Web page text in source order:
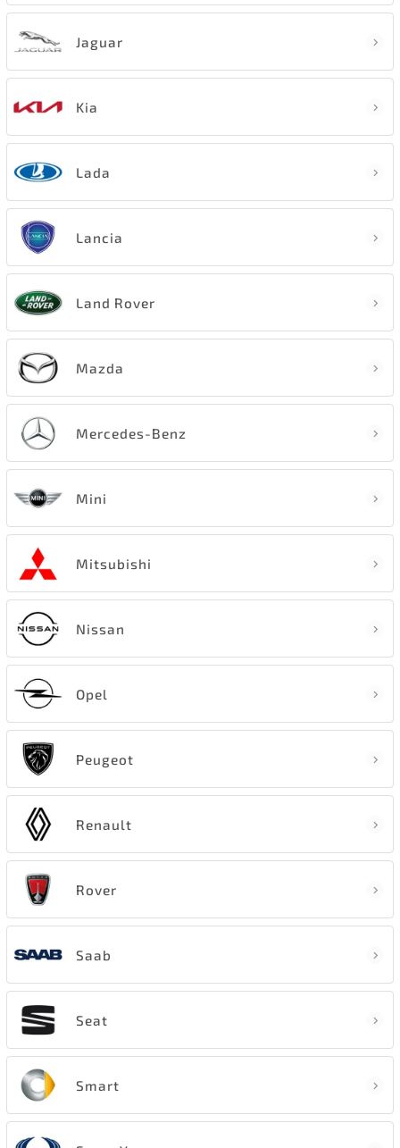
Jaguar
Kia
Lada
Lancia
Land Rover
Mazda
Mercedes-Benz
Mini
Mitsubishi
Nissan
Opel
Peugeot
Renault
Rover
Saab
Seat
Smart